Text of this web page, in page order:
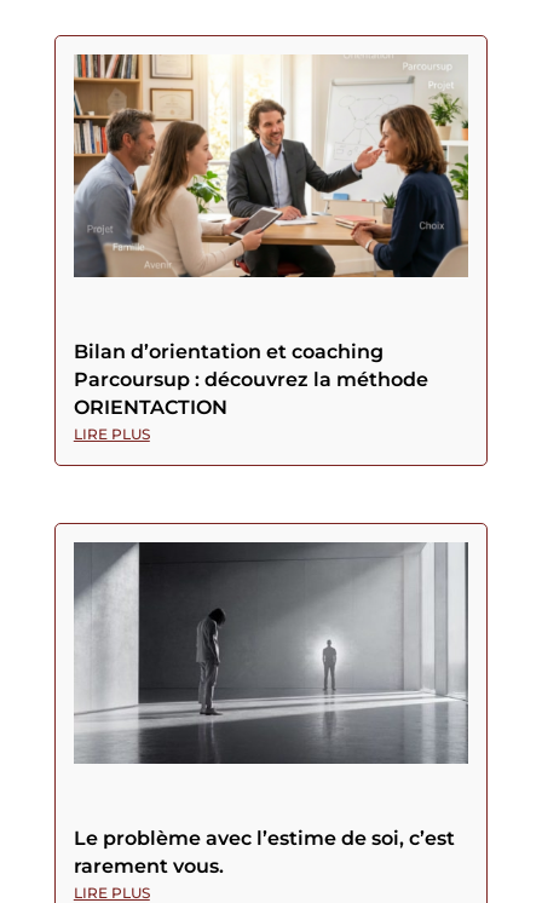
Bilan d’orientation et coaching
Parcoursup : découvrez la méthode
ORIENTACTION
LIRE PLUS
Le problème avec l’estime de soi, c’est
rarement vous.
LIRE PLUS